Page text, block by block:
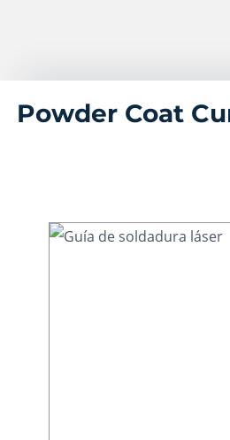
Powder Coat